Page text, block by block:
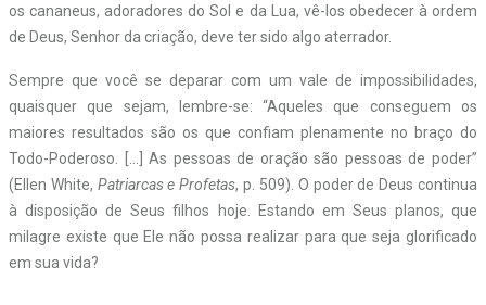
os cananeus, adoradores do Sol e da Lua, vê-los obedecer à ordem
de Deus, Senhor da criação, deve ter sido algo aterrador.
Sempre que você se deparar com um vale de impossibilidades,
quaisquer que sejam, lembre-se: “Aqueles que conseguem os
maiores resultados são os que confiam plenamente no braço do
Todo-Poderoso. […] As pessoas de oração são pessoas de poder”
(Ellen White, Patriarcas e Profetas, p. 509). O poder de Deus continua
à disposição de Seus filhos hoje. Estando em Seus planos, que
milagre existe que Ele não possa realizar para que seja glorificado
em sua vida?